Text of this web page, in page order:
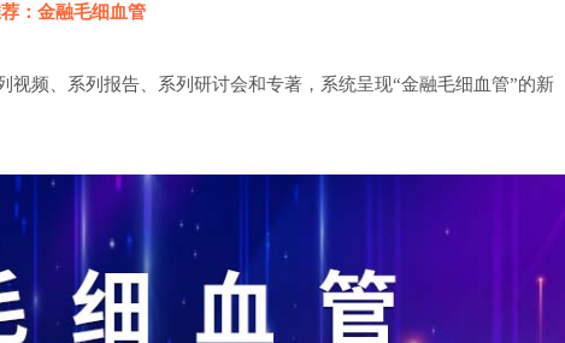
：金融毛细血管
频、系列报告、系列研讨会和专著，系统呈现“金融毛细血管”的新